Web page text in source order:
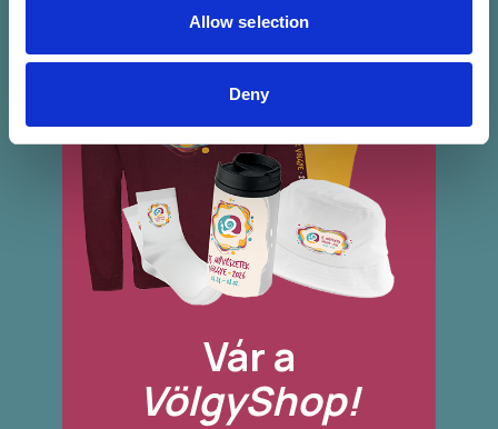
Allow selection
Deny
Vár a
VölgyShop!